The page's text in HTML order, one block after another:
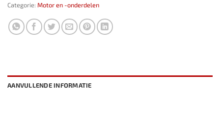
Categorie: Motor en -onderdelen
AANVULLENDE INFORMATIE